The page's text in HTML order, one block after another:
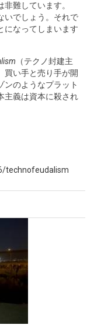
難しています。
いでしょう。それで
になってしまいます
（テクノ封建主
買い手と売り手が開
ンのようなプラット
主義は資本に殺され
technofeudalism